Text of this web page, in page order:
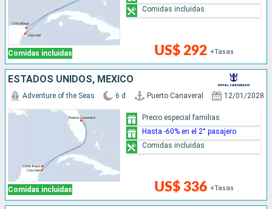
Comidas incluidas US$ 292 +Tasas
Comidas incluidas
ESTADOS UNIDOS, MÉXICO
Comidas incluidas
Adventure of the Seas 6 d Puerto Canaveral 12/01/2028
US$ 336 +Tasas
Precio especial familias
Hasta -60% en el 2° pasajero
Comidas incluidas